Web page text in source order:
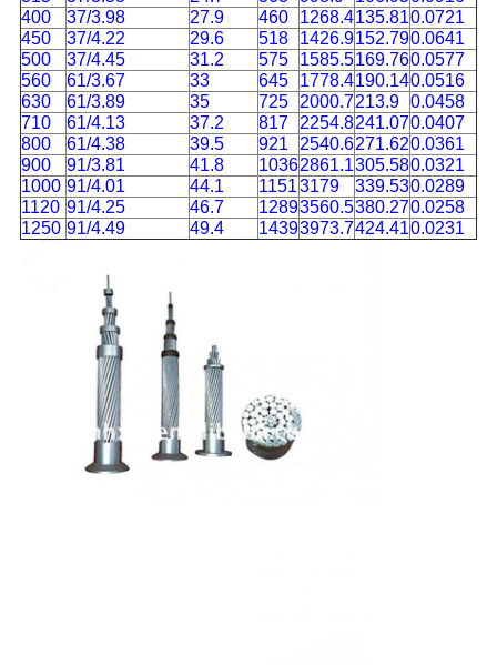
400
37/3.98 27.9 460 1268.4135.810.0721
450
37/4.22 29.6 518 1426.9152.790.0641
500
37/4.45 31.2 575 1585.5169.760.0577
560
61/3.67 33 645 1778.4190.140.0516
630
61/3.89 35 725 2000.7213.9 0.0458
710
61/4.13 37.2 817 2254.8241.070.0407
800
61/4.38 39.5 921 2540.6271.620.0361
900
91/3.81 41.8 10362861.1305.580.0321
1000 91/4.01 44.1 11513179 339.530.0289
1120 91/4.25 46.7 12893560.5380.270.0258
1250 91/4.49 49.4 14393973.7424.410.0231